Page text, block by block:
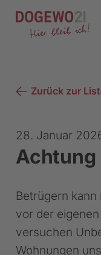
Zurück zur
28. Januar
Betrügern kann
vor der
versuchen
Wohnungen